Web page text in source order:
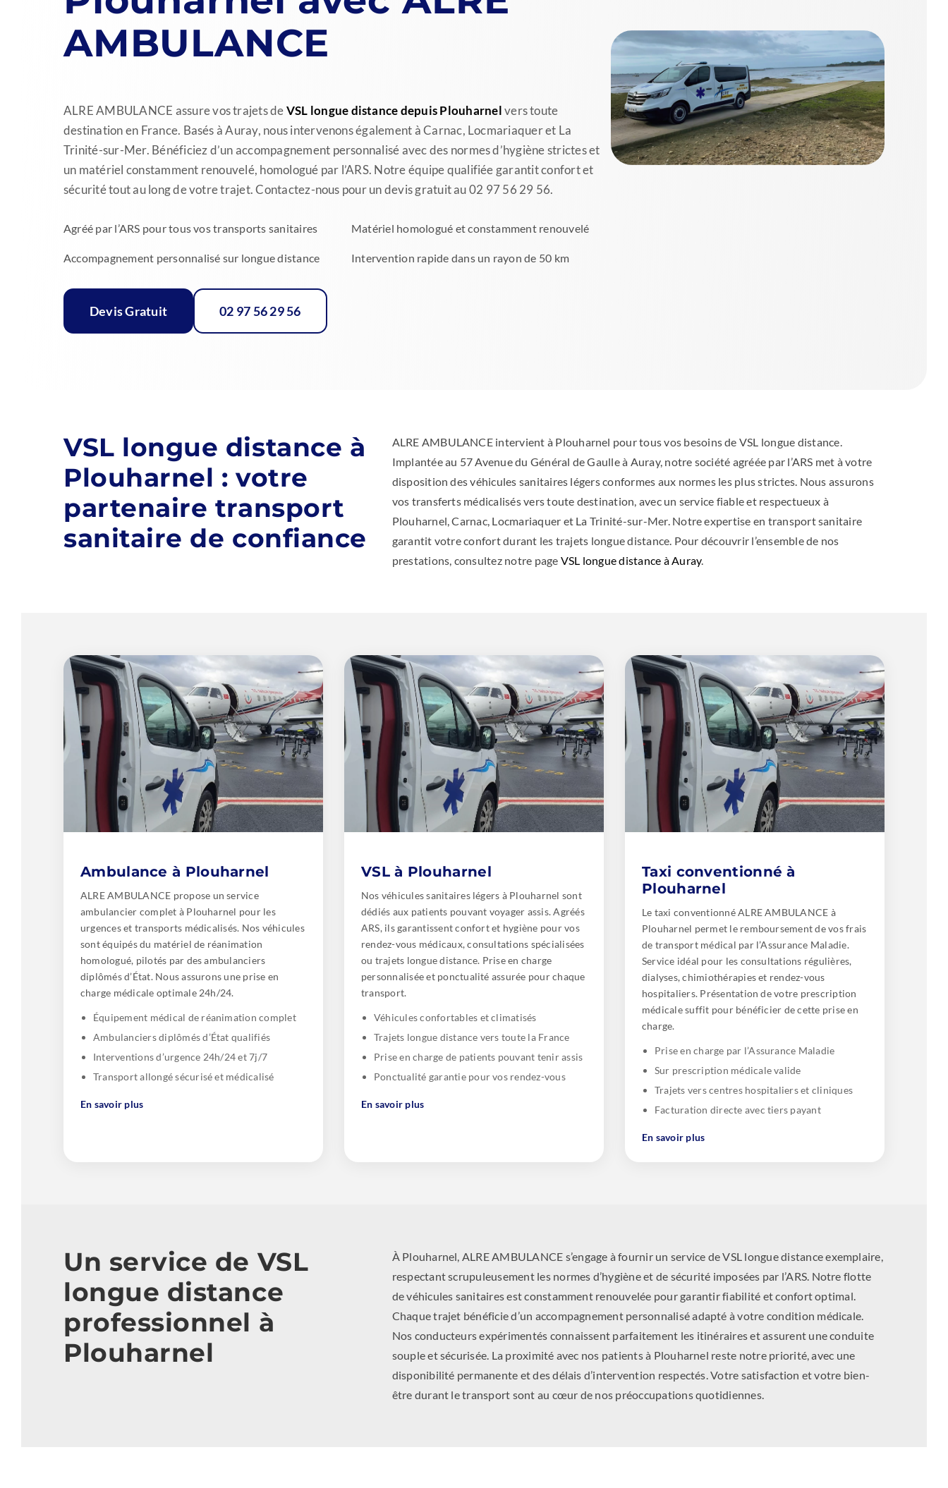
AMBULANCE
ALRE AMBULANCE assure vos trajets deVSL longue distance depuis Plouharnelvers toute
destination en France. Basés à Auray, nous intervenons également à Carnac, Locmariaquer et La
Trinité-sur-Mer. Bénéficiez d’un accompagnement personnalisé avec des normes d’hygiène strictes et
un matériel constamment renouvelé, homologué par l’ARS. Notre équipe qualifiée garantit confort et
sécurité tout au long de votre trajet. Contactez-nous pour un devis gratuit au 02 97 56 29 56.
Agréé par l’ARS pour tous vos transports sanitaires Matériel homologué et constamment renouvelé
Accompagnement personnalisé sur longue distance Intervention rapide dans un rayon de 50 km
Devis Gratuit 02 97 56 29 56
VSL longue distance à
Plouharnel : votre
partenaire transport
sanitaire de confiance
ALRE AMBULANCE intervient à Plouharnel pour tous vos besoins de VSL longue distance.
Implantée au 57 Avenue du Général de Gaulle à Auray, notre société agréée par l’ARS met à votre
disposition des véhicules sanitaires légers conformes aux normes les plus strictes. Nous assurons
vos transferts médicalisés vers toute destination, avec un service fiable et respectueux à
Plouharnel, Carnac, Locmariaquer et La Trinité-sur-Mer. Notre expertise en transport sanitaire
garantit votre confort durant les trajets longue distance. Pour découvrir l’ensemble de nos
prestations, consultez notre page VSL longue distance à Auray.
Ambulance à Plouharnel
ALRE AMBULANCE propose un service
ambulancier complet à Plouharnel pour les
urgences et transports médicalisés. Nos véhicules
sont équipés du matériel de réanimation
homologué, pilotés par des ambulanciers
diplômés d’État. Nous assurons une prise en
charge médicale optimale 24h/24.
Équipement médical de réanimation complet
Ambulanciers diplômés d’État qualifiés
Interventions d’urgence 24h/24 et 7j/7
Transport allongé sécurisé et médicalisé
En savoir plus
VSL à Plouharnel
Nos véhicules sanitaires légers à Plouharnel sont
dédiés aux patients pouvant voyager assis. Agréés
ARS, ils garantissent confort et hygiène pour vos
rendez-vous médicaux, consultations spécialisées
ou trajets longue distance. Prise en charge
personnalisée et ponctualité assurée pour chaque
transport.
Véhicules confortables et climatisés
Trajets longue distance vers toute la France
Prise en charge de patients pouvant tenir assis
Ponctualité garantie pour vos rendez-vous
En savoir plus
Taxi conventionné à
Plouharnel
Le taxi conventionné ALRE AMBULANCE à
Plouharnel permet le remboursement de vos frais
de transport médical par l’Assurance Maladie.
Service idéal pour les consultations régulières,
dialyses, chimiothérapies et rendez-vous
hospitaliers. Présentation de votre prescription
médicale suffit pour bénéficier de cette prise en
charge.
Prise en charge par l’Assurance Maladie
Sur prescription médicale valide
Trajets vers centres hospitaliers et cliniques
Facturation directe avec tiers payant
En savoir plus
Un service de VSL
longue distance
professionnel à
Plouharnel
À Plouharnel, ALRE AMBULANCE s’engage à fournir un service de VSL longue distance exemplaire,
respectant scrupuleusement les normes d’hygiène et de sécurité imposées par l’ARS. Notre flotte
de véhicules sanitaires est constamment renouvelée pour garantir fiabilité et confort optimal.
Chaque trajet bénéficie d’un accompagnement personnalisé adapté à votre condition médicale.
Nos conducteurs expérimentés connaissent parfaitement les itinéraires et assurent une conduite
souple et sécurisée. La proximité avec nos patients à Plouharnel reste notre priorité, avec une
disponibilité permanente et des délais d’intervention respectés. Votre satisfaction et votre bien-
être durant le transport sont au cœur de nos préoccupations quotidiennes.